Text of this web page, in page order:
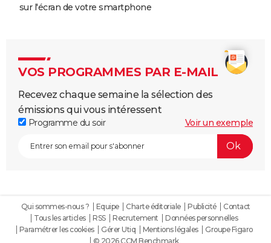
sur l'écran de votre smartphone
VOS PROGRAMMES PAR E-MAIL
Recevez chaque semaine la sélection des
émissions qui vous intéressent
Programme du soir Voir un exemple
Qui sommes-nous ? Equipe Charte éditoriale Publicité
Contact
Tous les articles
RSS Recrutement
Données personnelles
Paramétrer les cookies
Gérer Utiq Mentions légales
Groupe Figaro
© 2026 CCM Benchmark